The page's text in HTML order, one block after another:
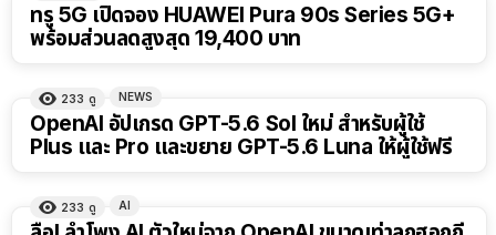
ทรู 5G เปิดจอง HUAWEI Pura 90s Series 5G+
พร้อมส่วนลดสูงสุด 19,400 บาท
233 ดู NEWS
OpenAI อัปเกรด GPT-5.6 Sol ใหม่ สำหรับผู้ใช้
Plus และ Pro และขยาย GPT-5.6 Luna ให้ผู้ใช้ฟรี
233 ดู AI